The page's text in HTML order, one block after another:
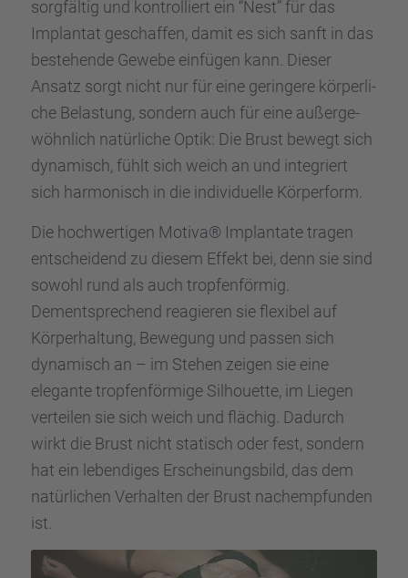
sorgfäl­tig und kontrol­liert ein “Nest” für das
Implan­tat geschaf­fen, damit es sich sanft in das
bestehende Gewebe einfü­gen kann. Dieser
Ansatz sorgt nicht nur für eine gerin­gere körper­li­
che Belas­tung, sondern auch für eine außer­ge­
wöhn­lich natür­li­che Optik: Die Brust bewegt sich
dynamisch, fühlt sich weich an und integriert
sich harmo­nisch in die indivi­du­elle Körper­form.
Die hochwer­ti­gen Motiva® Implan­tate tragen
entschei­dend zu diesem Effekt bei, denn sie sind
sowohl rund als auch tropfen­för­mig.
Dementspre­chend reagie­ren sie flexi­bel auf
Körper­hal­tung, Bewegung und passen sich
dynamisch an – im Stehen zeigen sie eine
elegante tropfen­för­mige Silhou­ette, im Liegen
vertei­len sie sich weich und flächig. Dadurch
wirkt die Brust nicht statisch oder fest, sondern
hat ein leben­di­ges Erschei­nungs­bild, das dem
natür­li­chen Verhal­ten der Brust nachemp­fun­den
ist.